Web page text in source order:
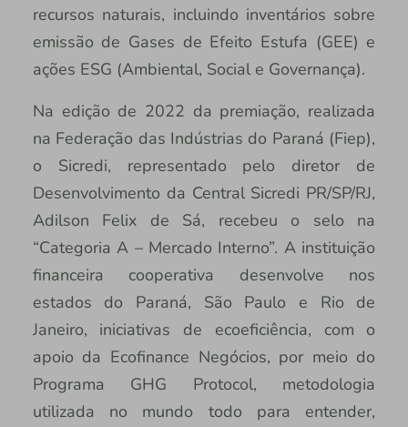
recursos naturais, incluindo inventários sobre
emissão de Gases de Efeito Estufa (GEE) e
ações ESG (Ambiental, Social e Governança).
Na edição de 2022 da premiação, realizada
na Federação das Indústrias do Paraná (Fiep),
o Sicredi, representado pelo diretor de
Desenvolvimento da Central Sicredi PR/SP/RJ,
Adilson Felix de Sá, recebeu o selo na
“Categoria A – Mercado Interno”. A instituição
financeira cooperativa desenvolve nos
estados do Paraná, São Paulo e Rio de
Janeiro, iniciativas de ecoeficiência, com o
apoio da Ecofinance Negócios, por meio do
Programa GHG Protocol, metodologia
utilizada no mundo todo para entender,